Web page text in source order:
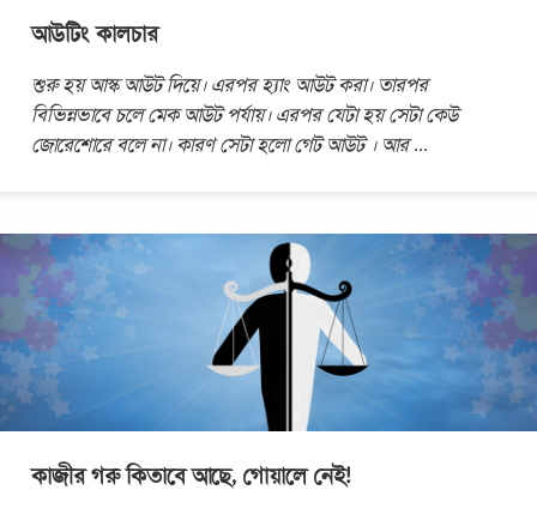
আউটিং কালচার
শুরু হয় আস্ক আউট দিয়ে। এরপর হ্যাং আউট করা। তারপর
বিভিন্নভাবে চলে মেক আউট পর্যায়। এরপর যেটা হয় সেটা কেউ
জোরেশোরে বলে না। কারণ সেটা হলো গেট আউট । আর...
কাজীর গরু কিতাবে আছে, গোয়ালে নেই!